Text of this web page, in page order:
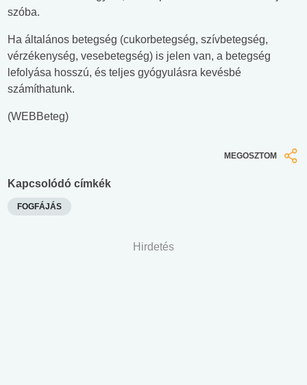
szóba.
Ha általános betegség (cukorbetegség, szívbetegség,
vérzékenység, vesebetegség) is jelen van, a betegség
lefolyása hosszú, és teljes gyógyulásra kevésbé
számíthatunk.
(WEBBeteg)
MEGOSZTOM
Kapcsolódó címkék
FOGFÁJÁS
Hirdetés